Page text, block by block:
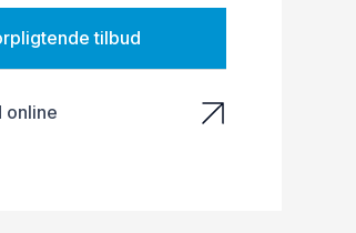
tilbud
online